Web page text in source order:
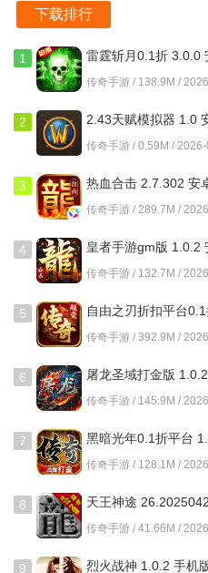
能提供丰富的经验值，还会有
副本通关： 游戏中有多种副本
及专门提供金币奖励的副本，
概率掉落大量元宝，建议玩
元宝的几率。
摆摊交易： 玩家可以将自己在
等拿到地图“王城”的摆摊区进
键，然后选择要出售的物品并
行情，合理定价，将一些热门
取不少元宝。
公会战：参与公会战并获胜，
励。所以加入一个活跃且有实
是获取元宝的不错方式。公会
更快地完成各种活动，获取更
装备合成与强化：通过合成高
性，还可以将其售卖获取大
出售给有需求的玩家，从而赚
新版
下载排行
1
雷霆斩月0.1折 3.0.0
版
传奇手游 / 138.9M /
2 2.43天赋模拟器 1.0
传奇手游 / 0.59M /
3 热血合击 2.7.302 安
传奇手游 / 289.7M /
4
皇者手游gm版 1.0.2
版
传奇手游 / 132.7M /
5
自由之刃折扣平台
1.0.12 官方版
传奇手游 / 392.9M /
6
屠龙圣域打金版
版
传奇手游 / 145.9M /
7
黑暗光年0.1折平台
最新版
传奇手游 / 128.1M /
8
天王神途
卓版
传奇手游 / 41.66M /
9 烈火战神 1.0.2 手机